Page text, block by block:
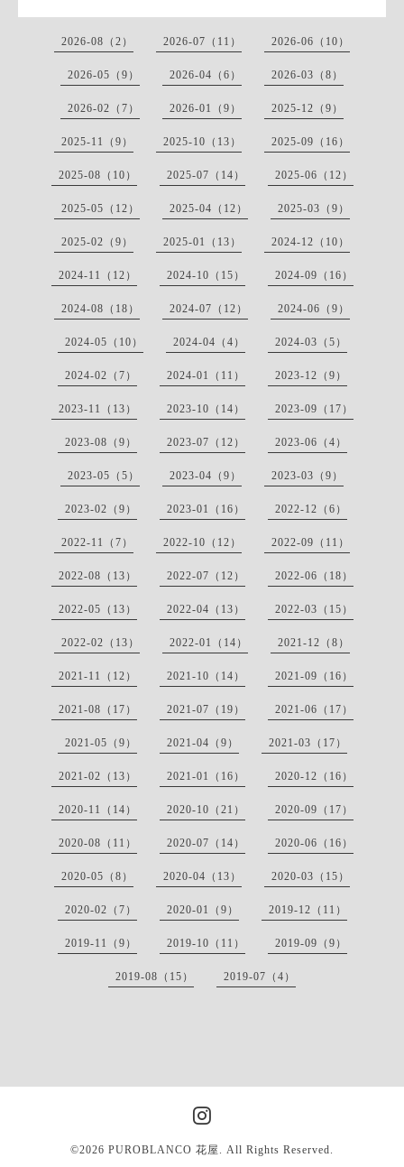
2026-08（2） 2026-07（11） 2026-06（10）
2026-05（9） 2026-04（6） 2026-03（8）
2026-02（7） 2026-01（9） 2025-12（9）
2025-11（9） 2025-10（13） 2025-09（16）
2025-08（10） 2025-07（14） 2025-06（12）
2025-05（12） 2025-04（12） 2025-03（9）
2025-02（9） 2025-01（13） 2024-12（10）
2024-11（12） 2024-10（15） 2024-09（16）
2024-08（18） 2024-07（12） 2024-06（9）
2024-05（10） 2024-04（4） 2024-03（5）
2024-02（7） 2024-01（11） 2023-12（9）
2023-11（13） 2023-10（14） 2023-09（17）
2023-08（9） 2023-07（12） 2023-06（4）
2023-05（5） 2023-04（9） 2023-03（9）
2023-02（9） 2023-01（16） 2022-12（6）
2022-11（7） 2022-10（12） 2022-09（11）
2022-08（13） 2022-07（12） 2022-06（18）
2022-05（13） 2022-04（13） 2022-03（15）
2022-02（13） 2022-01（14） 2021-12（8）
2021-11（12） 2021-10（14） 2021-09（16）
2021-08（17） 2021-07（19） 2021-06（17）
2021-05（9） 2021-04（9） 2021-03（17）
2021-02（13） 2021-01（16） 2020-12（16）
2020-11（14） 2020-10（21） 2020-09（17）
2020-08（11） 2020-07（14） 2020-06（16）
2020-05（8） 2020-04（13） 2020-03（15）
2020-02（7） 2020-01（9） 2019-12（11）
2019-11（9） 2019-10（11） 2019-09（9）
2019-08（15） 2019-07（4）
©2026 PUROBLANCO 花屋 . All Rights Reserved.